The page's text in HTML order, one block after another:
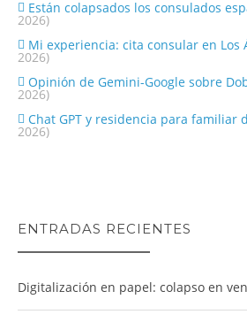
Están colapsados los consulados
2026)
Mi experiencia: cita consular en Los
2026)
Opinión de Gemini-Google sobre
2026)
Chat GPT y residencia para familiar
2026)
ENTRADAS RECIENTES
Digitalización en papel: colapso en